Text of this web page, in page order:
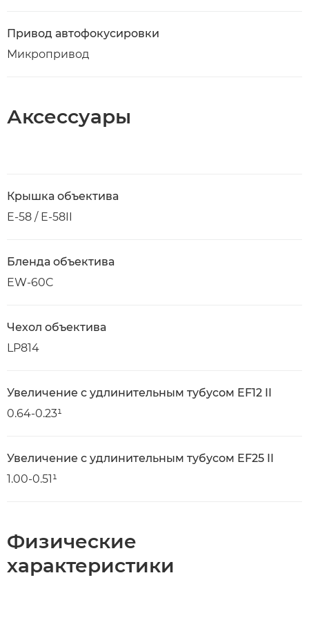
Привод автофокусировки
Микропривод
Аксессуары
Крышка объектива
E-58 / E-58II
Бленда объектива
EW-60C
Чехол объектива
LP814
Увеличение с удлинительным тубусом EF12 II
0.64-0.23¹
Увеличение с удлинительным тубусом EF25 II
1.00-0.51¹
Физические
характеристики